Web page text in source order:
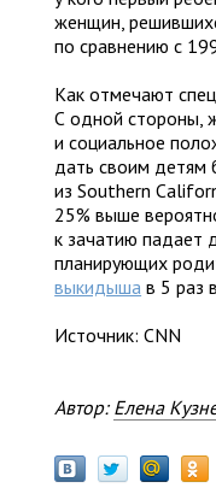
женщин,
по сравнению с
Как отмечают
С одной стороны,
и социальное
дать своим детям
из Southern
25% выше
к зачатию падает
планирующих
выкидыша в 5 раз
Источник: CNN
Автор: Елена